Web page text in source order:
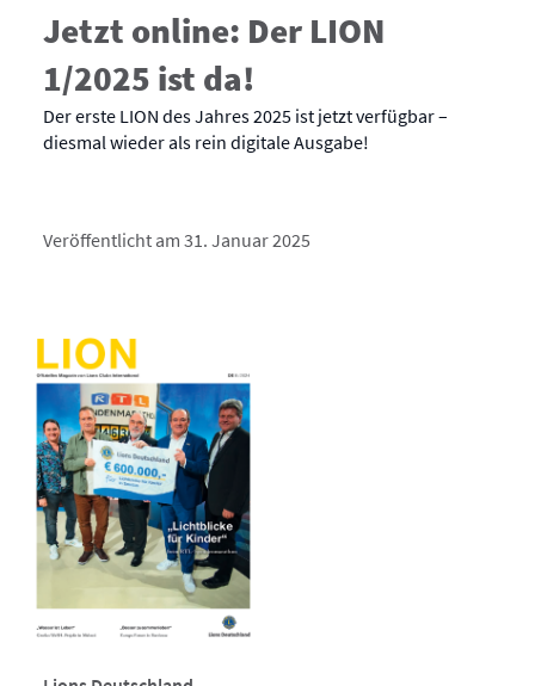
Jetzt online: Der LION
1/2025 ist da!
Der erste LION des Jahres 2025 ist jetzt verfügbar –
diesmal wieder als rein digitale Ausgabe!
Veröffentlicht am 31. Januar 2025